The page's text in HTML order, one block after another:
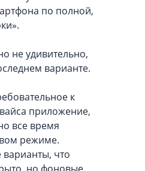
по полной,
не удивительно,
варианте.
к
приложение,
все время
режиме.
что